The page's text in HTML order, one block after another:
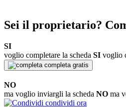
Sei il proprietario?
SI
voglio completare la scheda SI voglio
completa gratis
NO
ma voglio inviargli la scheda NO ma
condividi ora